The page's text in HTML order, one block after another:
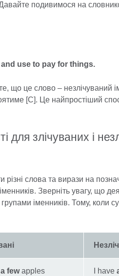
подивимося на
use to pay for things.
що це слово – незлічуваний
[C]. Це найпростіший
для злічуваних і
слова та вирази на
Зверніть увагу, що
іменників. Тому, коли
a fewapples I have